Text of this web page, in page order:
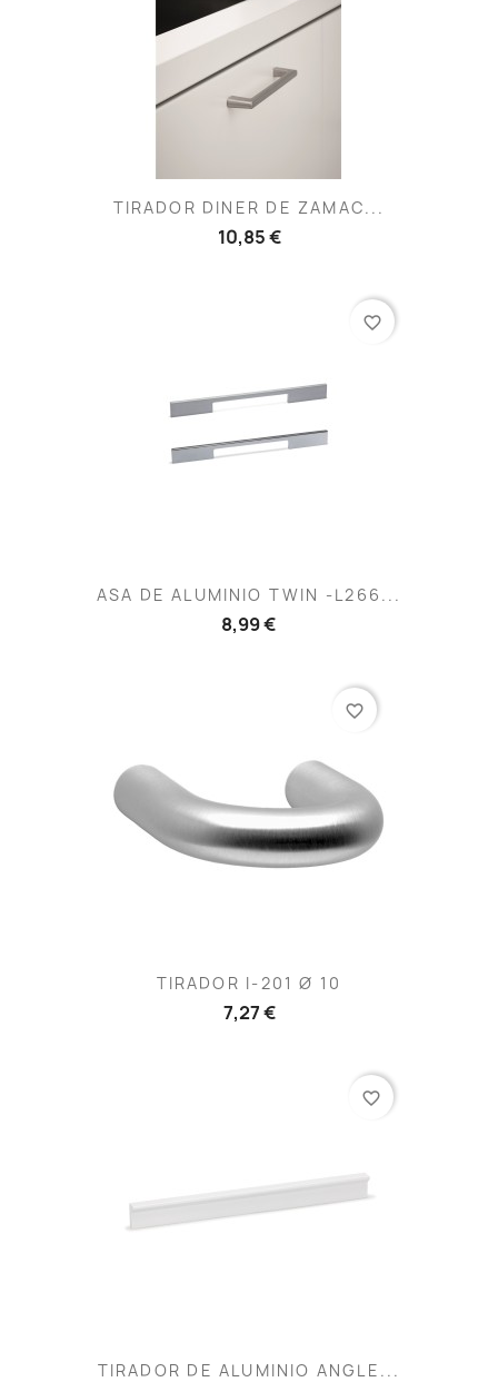
TIRADOR DINER DE ZAMAC...
10,85 €
ASA DE ALUMINIO TWIN -L266...
8,99 €
favorite_border
TIRADOR I-201 Ø 10
7,27 €
favorite_border
TIRADOR DE ALUMINIO ANGLE...
favorite_border